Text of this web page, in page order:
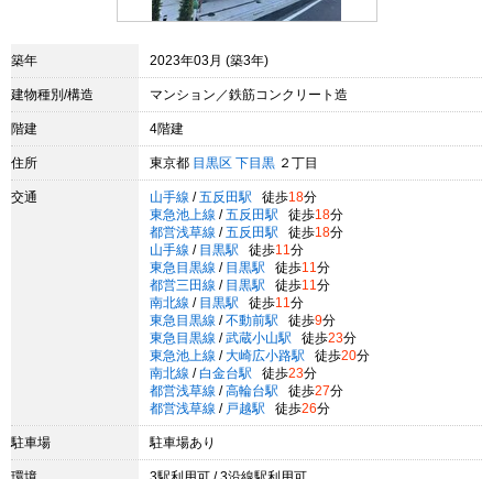
築年 2023年03月 (築3年)
建物種別/構造 マンション／鉄筋コンクリート造
階建 4階建
住所 東京都 目黒区 下目黒 ２丁目
交通 山手線 / 五反田駅 徒歩18分
東急池上線 / 五反田駅 徒歩18分
都営浅草線 / 五反田駅 徒歩18分
山手線 / 目黒駅 徒歩11 分
東急目黒線 / 目黒駅 徒歩11 分
都営三田線 / 目黒駅 徒歩11 分
南北線 / 目黒駅 徒歩11 分
東急目黒線 / 不動前駅 徒歩9分
東急目黒線 / 武蔵小山駅 徒歩23分
東急池上線 / 大崎広小路駅 徒歩20分
南北線 / 白金台駅 徒歩23分
都営浅草線 / 高輪台駅 徒歩27分
都営浅草線 / 戸越駅 徒歩26分
駐車場 駐車場あり